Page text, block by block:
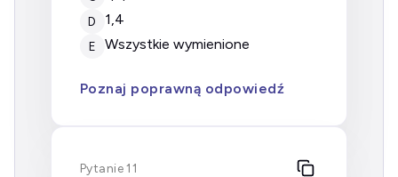
D 1,4
E Wszystkie wymienione
Poznaj poprawną odpowiedź
Pytanie 11